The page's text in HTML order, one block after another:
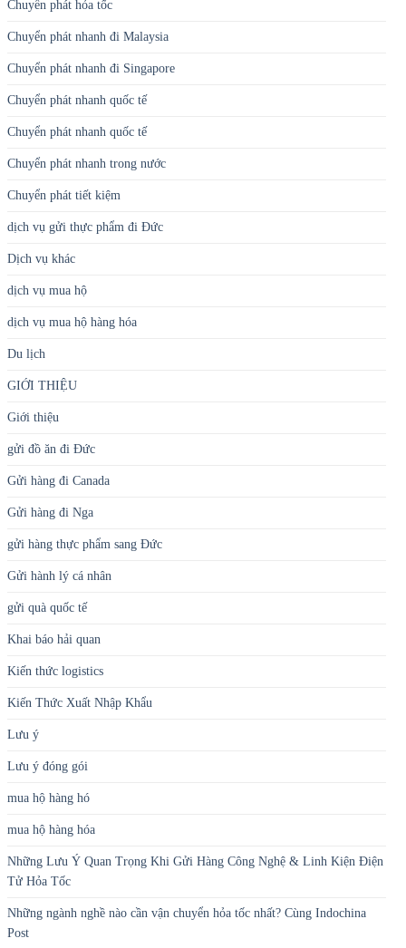
Chuyển phát hỏa tốc
Chuyển phát nhanh đi Malaysia
Chuyển phát nhanh đi Singapore
Chuyển phát nhanh quốc tế
Chuyển phát nhanh quốc tế
Chuyển phát nhanh trong nước
Chuyển phát tiết kiệm
dịch vụ gửi thực phẩm đi Đức
Dịch vụ khác
dịch vụ mua hộ
dịch vụ mua hộ hàng hóa
Du lịch
GIỚI THIỆU
Giới thiệu
gửi đồ ăn đi Đức
Gửi hàng đi Canada
Gửi hàng đi Nga
gửi hàng thực phẩm sang Đức
Gửi hành lý cá nhân
gửi quà quốc tế
Khai báo hải quan
Kiến thức logistics
Kiến Thức Xuất Nhập Khẩu
Lưu ý
Lưu ý đóng gói
mua hộ hàng hó
mua hộ hàng hóa
Những Lưu Ý Quan Trọng Khi Gửi Hàng Công Nghệ & Linh Kiện Điện
Tử Hỏa Tốc
Những ngành nghề nào cần vận chuyển hỏa tốc nhất? Cùng Indochina
Post